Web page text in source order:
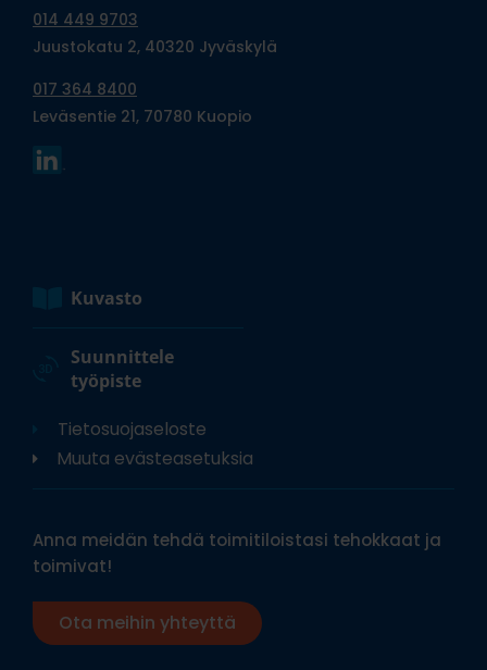
014 449 9703
Juustokatu 2, 40320 Jyväskylä
017 364 8400
Leväsentie 21, 70780 Kuopio
Kuvasto
Suunnittele
työpiste
Tietosuojaseloste
Muuta evästeasetuksia
Anna meidän tehdä toimitiloistasi tehokkaat ja
toimivat!
Ota meihin yhteyttä